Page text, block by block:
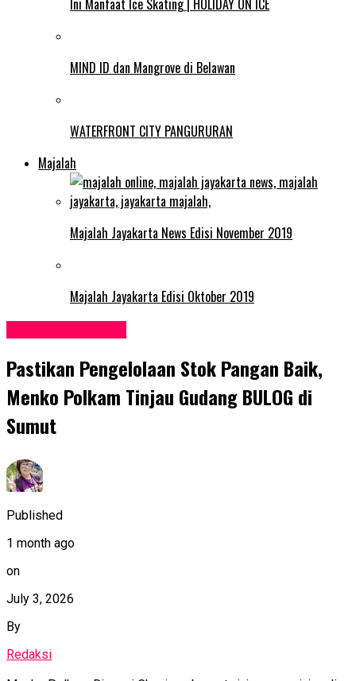
Ini Manfaat Ice Skating | HOLIDAY ON ICE
MIND ID dan Mangrove di Belawan
WATERFRONT CITY PANGURURAN
Majalah
Majalah Jayakarta News Edisi November 2019
Majalah Jayakarta Edisi Oktober 2019
Pastikan Pengelolaan Stok Pangan Baik,
Menko Polkam Tinjau Gudang BULOG di
Sumut
Published
1 month ago
on
July 3, 2026
By
Redaksi